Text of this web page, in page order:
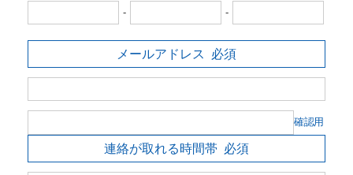
- -
メールアドレス 必須
確認用
連絡が取れる時間帯 必須